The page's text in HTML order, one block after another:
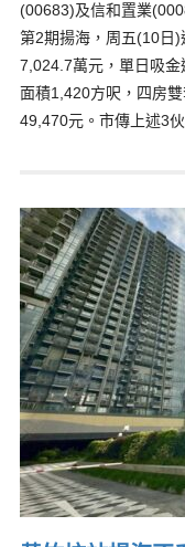
(00683)及信和置業
第2期揚海，周五(10日
7,024.7萬元，單日吸
面積1,420方呎，四房
49,470元。市傳上述3